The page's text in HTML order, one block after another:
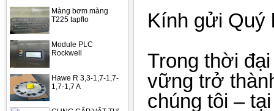
Màng bơm màng
T225 tapflo
Module PLC
Rockwell
Hawe R 3,3-1,7-1,7-
1,7-1,7 A
Kính gửi Quý
Trong thời
vững trở
chúng tôi –